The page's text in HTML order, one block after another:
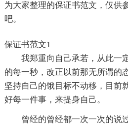
为大家整理的保证书范文，仅供
吧。
保证书范文1
我郑重向自己承若，从此一
的每一秒，改正以前那无所谓的
坚持自己的饿目标不动移，目前
好每一件事，来提身自己。
曾经的曾经都一次一次的说